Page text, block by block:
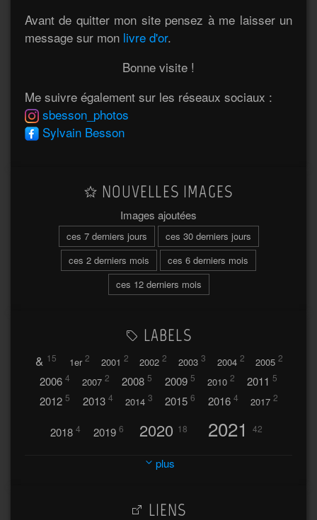
Avant de quitter mon site pensez à me laisser un
message sur mon livre d'or.
Bonne visite !
Me suivre également sur les réseaux sociaux :
sbesson_photos
Sylvain Besson
NOUVELLES IMAGES
Images ajoutées
ces 7 derniers jours
ces 30 derniers jours
ces 2 derniers mois
ces 6 derniers mois
ces 12 derniers mois
LABELS
& 15 1er 2 2001 2 2002 2 2003 3 2004 2 2005 2
2006 4 2007 2 2008 5 2009 5 2010 2 2011 5
2012 5 2013 4 2014 3 2015 6 2016 4 2017 2
2018 4 2019 6 2020 18 2021 42
2023 32
2026
plus
LIENS